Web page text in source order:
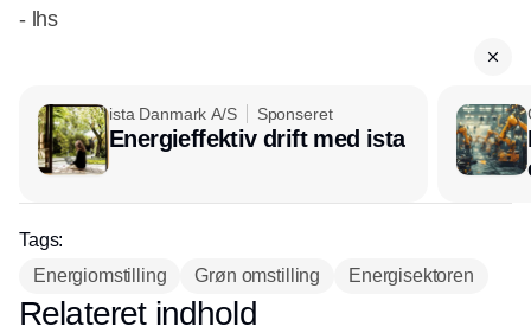
- lhs
ista Danmark A/S Sponseret
Energieffektiv drift med ista
Tags:
Energiomstilling
Grøn omstilling Energisektoren
Annonce
Relateret indhold